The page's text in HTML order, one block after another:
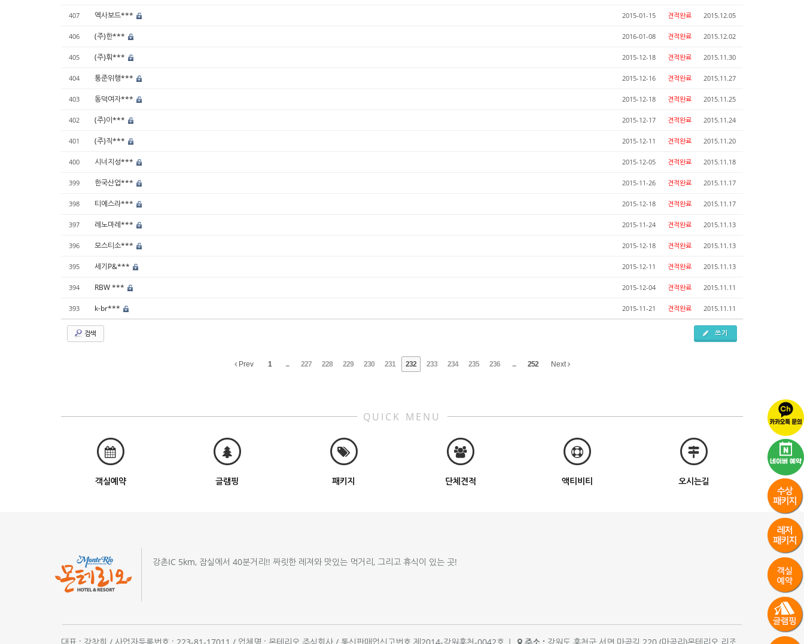
407 엑사보드*** 2015-01-15 견적완료 2015.12.05
406 (주)한*** 2016-01-08 견적완료 2015.12.02
405 (주)훠*** 2015-12-18 견적완료 2015.11.30
404 통준위행*** 2015-12-16 견적완료 2015.11.27
403 동덕여자*** 2015-12-18 견적완료 2015.11.25
402 (주)이*** 2015-12-17 견적완료 2015.11.24
401 (주)직*** 2015-12-11 견적완료 2015.11.20
400 시너지성*** 2015-12-05 견적완료 2015.11.18
399 한국산업*** 2015-11-26 견적완료 2015.11.17
398 티에스라*** 2015-12-18 견적완료 2015.11.17
397 레노마레*** 2015-11-24 견적완료 2015.11.13
396 모스티소*** 2015-12-18 견적완료 2015.11.13
395 세기P&*** 2015-12-11 견적완료 2015.11.13
394 RBW *** 2015-12-04 견적완료 2015.11.11
393 k-br*** 2015-11-21 견적완료 2015.11.11
검색 쓰기
Prev 1 ... 227 228 229 230 231 232 233 234 235 236 ... 252 Next
QUICK MENU
객실예약 글램핑 패키지 단체견적 액티비티 오시는길
강촌IC 5km, 잠실에서 40분거리!! 짜릿한 레져와 맛있는 먹거리, 그리고 휴식이 있는 곳!